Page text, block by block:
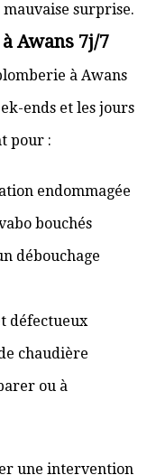
surprise.
Awans 7j/7
à Awans
ends et les jours
pour :
endommagée
bouchés
débouchage
défectueux
chaudière
ou à
une intervention